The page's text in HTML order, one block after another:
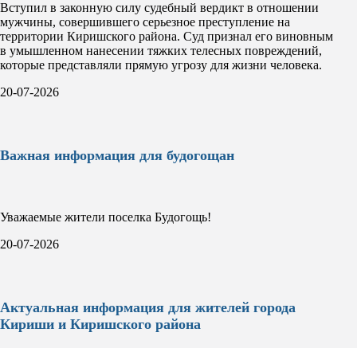
Вступил в законную силу судебный вердикт в отношении
мужчины, совершившего серьезное преступление на
территории Киришского района. Суд признал его виновным
в умышленном нанесении тяжких телесных повреждений,
которые представляли прямую угрозу для жизни человека.
20-07-2026
Важная информация для будогощан
Уважаемые жители поселка Будогощь!
20-07-2026
Актуальная информация для жителей города
Кириши и Киришского района